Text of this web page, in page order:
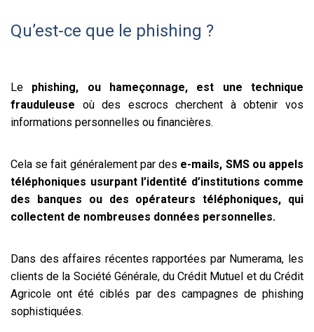
Qu’est-ce que le phishing ?
Le phishing, ou hameçonnage, est une technique
frauduleuse où des escrocs cherchent à obtenir vos
informations personnelles ou financières.
Cela se fait généralement par des e-mails, SMS ou appels
téléphoniques usurpant l’identité d’institutions comme
des banques ou des opérateurs téléphoniques, qui
collectent de nombreuses données personnelles.
Dans des affaires récentes rapportées par Numerama, les
clients de la Société Générale, du Crédit Mutuel et du Crédit
Agricole ont été ciblés par des campagnes de phishing
sophistiquées.